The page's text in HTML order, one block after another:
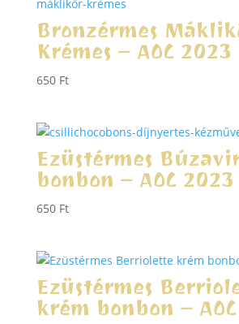
Bronzérmes
Krémes – AOC 2023
650 Ft
Ezüstérmes
bonbon – AOC 2023
650 Ft
Ezüstérmes
krém bonbon –